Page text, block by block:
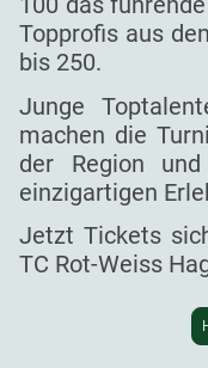
Topprofis aus
bis 250.
Junge
machen die
der Region
einzigartigen
Jetzt Tickets
TC Rot-Weiss